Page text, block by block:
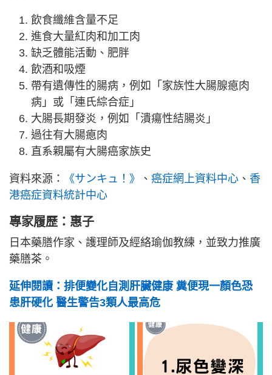
飲食纖維含量不足
進食大量紅肉和加工肉
缺乏體能活動、肥胖
飲酒和吸煙
帶有遺傳性的腸病，例如「家族性大腸腺瘜肉
病」或「連氏綜合症」
大腸長期發炎，例如「潰瘍性結腸炎」
過往有大腸瘜肉
直系親屬有大腸癌家族史
資料來源： 《サンキュ！》 、 癌症網上資料中心 、 香
港癌症資料統計中心
專家履歷：惠子
日本藥膳作家、護理師及經絡瑜伽教練，並致力推廣
藥膳茶。
延伸閱讀：排便變化自測肝臟健康 糞便現一顏色恐
患肝硬化 醫生警告3類人最高危